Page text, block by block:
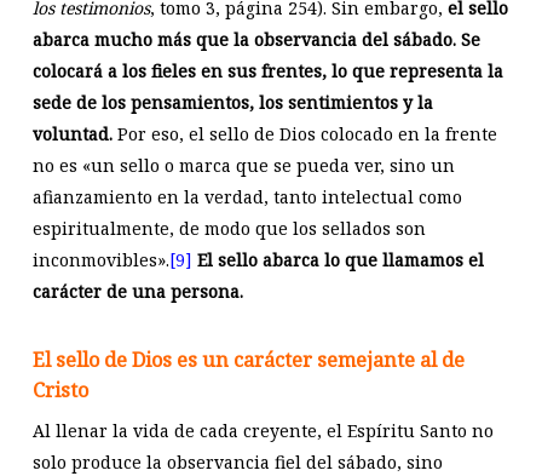
los testimonios, tomo 3, página 254). Sin embargo, el sello
abarca mucho más que la observancia del sábado. Se
colocará a los fieles en sus frentes, lo que representa la
sede de los pensamientos, los sentimientos y la
voluntad.Por eso, el sello de Dios colocado en la frente
no es «un sello o marca que se pueda ver, sino un
afianzamiento en la verdad, tanto intelectual como
espiritualmente, de modo que los sellados son
inconmovibles».[9] El sello abarca lo que llamamos el
carácter de una persona.
El sello de Dios es un carácter semejante al de
Cristo
Al llenar la vida de cada creyente, el Espíritu Santo no
solo produce la observancia fiel del sábado, sino